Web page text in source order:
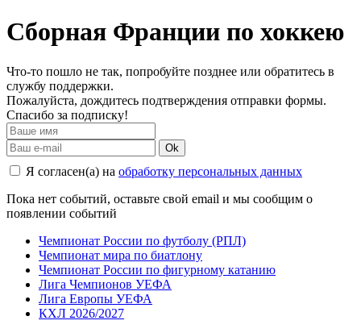
Сборная Франции по хоккею
Что-то пошло не так, попробуйте позднее или обратитесь в
службу поддержки.
Пожалуйста, дождитесь подтверждения отправки формы.
Спасибо за подписку!
Ok
Я согласен(а) на обработку персональных данных
Пока нет событий, оставьте свой email и мы сообщим о
появлении событий
Чемпионат России по футболу (РПЛ)
Чемпионат мира по биатлону
Чемпионат России по фигурному катанию
Лига Чемпионов УЕФА
Лига Европы УЕФА
КХЛ 2026/2027